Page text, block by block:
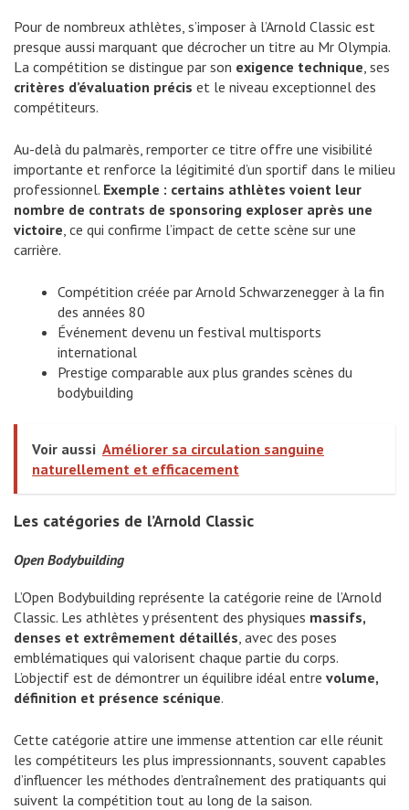
Pour de nombreux athlètes, s’imposer à l’Arnold Classic est
presque aussi marquant que décrocher un titre au Mr Olympia.
La compétition se distingue par son exigence technique, ses
critères d’évaluation précis et le niveau exceptionnel des
compétiteurs.
Au-delà du palmarès, remporter ce titre offre une visibilité
importante et renforce la légitimité d’un sportif dans le milieu
professionnel. Exemple : certains athlètes voient leur
nombre de contrats de sponsoring exploser après une
victoire, ce qui confirme l’impact de cette scène sur une
carrière.
Compétition créée par Arnold Schwarzenegger à la fin
des années 80
Événement devenu un festival multisports
international
Prestige comparable aux plus grandes scènes du
bodybuilding
Voir aussi Améliorer sa circulation sanguine
naturellement et efficacement
Les catégories de l’Arnold Classic
Open Bodybuilding
L’Open Bodybuilding représente la catégorie reine de l’Arnold
Classic. Les athlètes y présentent des physiques massifs,
denses et extrêmement détaillés, avec des poses
emblématiques qui valorisent chaque partie du corps.
L’objectif est de démontrer un équilibre idéal entre volume,
définition et présence scénique.
Cette catégorie attire une immense attention car elle réunit
les compétiteurs les plus impressionnants, souvent capables
d’influencer les méthodes d’entraînement des pratiquants qui
suivent la compétition tout au long de la saison.